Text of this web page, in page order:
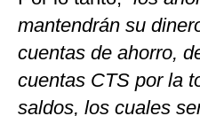
mantendrán su
cuentas de ahorro,
cuentas CTS por la
saldos, los cuales